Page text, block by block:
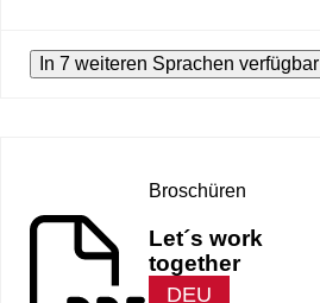
In 7 weiteren Sprachen verfügbar
Broschüren
Let´s work
together
DEU